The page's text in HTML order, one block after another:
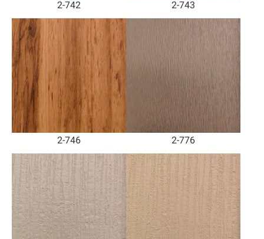
2-742 2-743
2-746 2-776